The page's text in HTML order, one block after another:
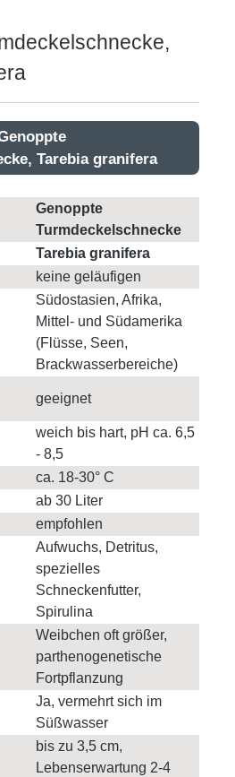
Tarebia granifera
Genoppte
Turmdeckelschnecke
Tarebia granifera
keine geläufigen
Südostasien, Afrika,
Mittel- und Südamerika
(Flüsse, Seen,
Brackwasserbereiche)
geeignet
weich bis hart, pH ca. 6,5
- 8,5
ca. 18-30° C
ab 30 Liter
empfohlen
Aufwuchs, Detritus,
spezielles
Schneckenfutter,
Spirulina
Weibchen oft größer,
parthenogenetische
Fortpflanzung
Ja, vermehrt sich im
Süßwasser
bis zu 3,5 cm,
Lebenserwartung 2-4